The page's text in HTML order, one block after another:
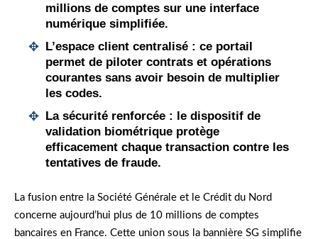
millions de comptes sur une interface
numérique simplifiée.
L’espace client centralisé : ce portail
permet de piloter contrats et opérations
courantes sans avoir besoin de multiplier
les codes.
La sécurité renforcée : le dispositif de
validation biométrique protège
efficacement chaque transaction contre les
tentatives de fraude.
La fusion entre la Société Générale et le Crédit du Nord
concerne aujourd’hui plus de 10 millions de comptes
bancaires en France. Cette union sous la bannière SG simplifie